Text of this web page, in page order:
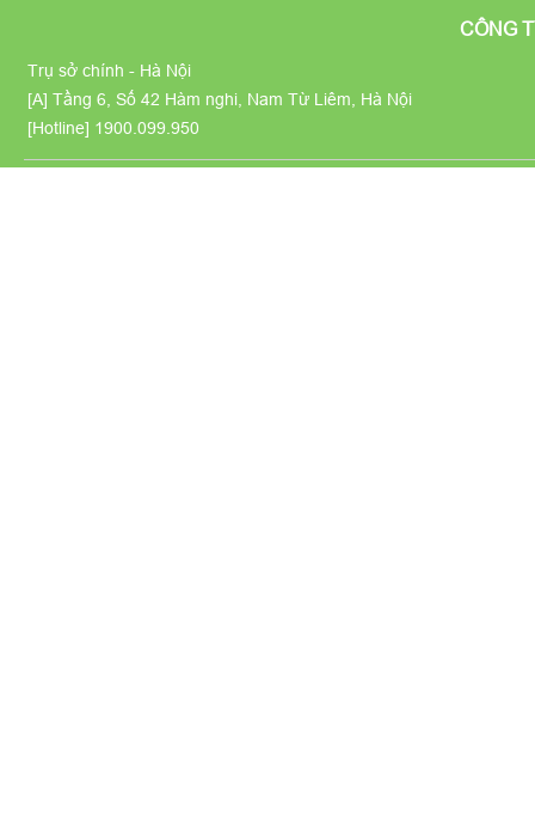
CÔNG
Trụ sở chính - Hà Nội
[A] Tầng 6, Số 42 Hàm nghi, Nam Từ Liêm, Hà Nội
[Hotline] 1900.099.950